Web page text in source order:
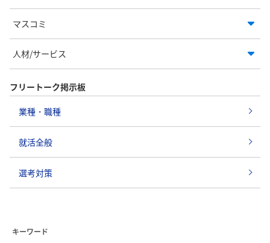
マスコミ
人材/サービス
フリートーク掲示板
業種・職種
就活全般
選考対策
キーワード